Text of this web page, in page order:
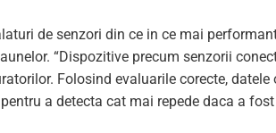
de senzori din ce in ce mai
“Dispozitive precum senzorii
Folosind evaluarile corecte,
a detecta cat mai repede daca a